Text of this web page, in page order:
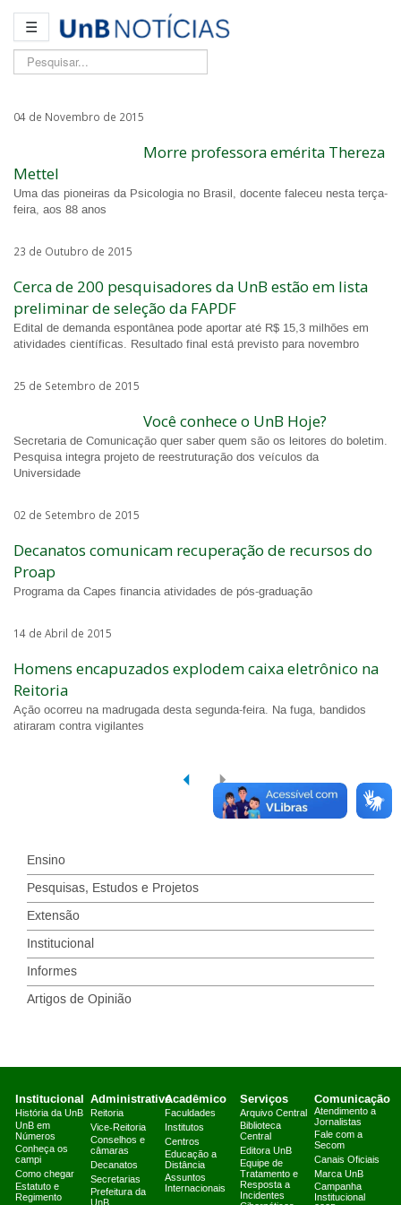
☰
Pesquisar...
04 de Novembro de 2015
Morre professora emérita Thereza
Mettel
Uma das pioneiras da Psicologia no Brasil, docente faleceu nesta terça-
feira, aos 88 anos
23 de Outubro de 2015
Cerca de 200 pesquisadores da UnB estão em lista
preliminar de seleção da FAPDF
Edital de demanda espontânea pode aportar até R$ 15,3 milhões em
atividades científicas. Resultado final está previsto para novembro
25 de Setembro de 2015
Você conhece o UnB Hoje?
Secretaria de Comunicação quer saber quem são os leitores do boletim.
Pesquisa integra projeto de reestruturação dos veículos da
Universidade
02 de Setembro de 2015
Decanatos comunicam recuperação de recursos do
Proap
Programa da Capes financia atividades de pós-graduação
14 de Abril de 2015
Homens encapuzados explodem caixa eletrônico na
Reitoria
Ação ocorreu na madrugada desta segunda-feira. Na fuga, bandidos
atiraram contra vigilantes
Ensino
Pesquisas, Estudos e Projetos
Extensão
Institucional
Informes
Artigos de Opinião
Institucional
História da UnB
UnB em
Números
Conheça os
campi
Como chegar
Estatuto e
Regimento
Administrativo
Reitoria
Vice-Reitoria
Conselhos e
câmaras
Decanatos
Secretarias
Prefeitura da
Acadêmico
Faculdades
Institutos
Centros
Educação a
Distância
Assuntos
Internacionais
Serviços
Arquivo Central
Biblioteca
Central
Editora UnB
Equipe de
Tratamento e
Resposta a
Incidentes
Comunicação
Atendimento a
Jornalistas
Fale com a
Secom
Canais Oficiais
Marca UnB
Campanha
Institucional